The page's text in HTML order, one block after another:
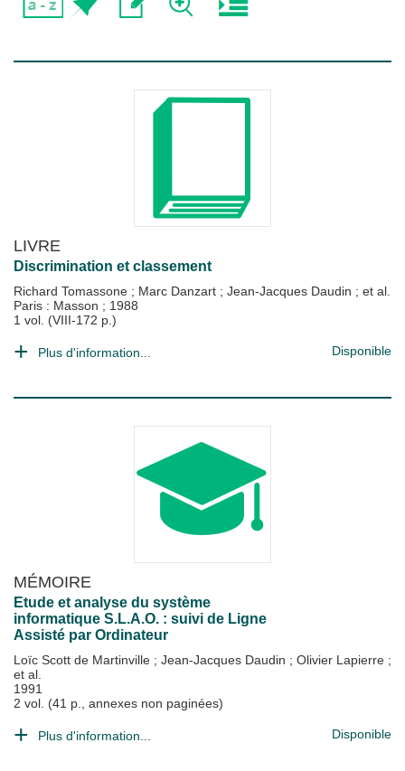
LIVRE
Discrimination et classement
Richard Tomassone ; Marc Danzart ; Jean-Jacques Daudin ; et al.
Paris : Masson ; 1988
1 vol. (VIII-172 p.)
Plus d'information... Disponible
MÉMOIRE
Etude et analyse du système
informatique S.L.A.O. : suivi de Ligne
Assisté par Ordinateur
Loïc Scott de Martinville ; Jean-Jacques Daudin ; Olivier Lapierre ;
et al.
1991
2 vol. (41 p., annexes non paginées)
Plus d'information... Disponible